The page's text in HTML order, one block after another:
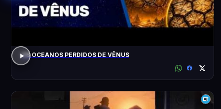
OS OCEANOS PERDIDOS DE VÊNUS